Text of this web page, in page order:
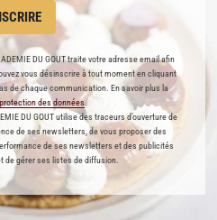
DU GOUT traite votre adresse email afin
vous désinscrire à tout moment en cliquant
de chaque communication. En savoir plus la
des données.
DU GOUT utilise des traceurs d’ouverture de
de ses newsletters, de vous proposer des
de ses newsletters et des publicités
de gérer ses listes de diffusion.